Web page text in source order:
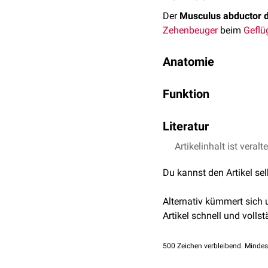
Der Musculus abductor
Zehenbeugerbeim
Anatomie
plantarund
Verlauf
Der Ursprung des
Diemotorische
tibialis .
Funktion
Literatur
Nickel, Richard,
Massachusetts.
Artikelinhalt ist
Du kannst den Artikel
Alternativ kümmert sich
Artikel schnell und
500 Zeichen verbleibend.